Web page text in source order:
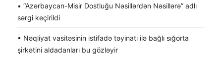
• “Azərbaycan-Misir Dostluğu Nəsillərdən Nəsillərə” adlı
sərgi keçirildi
• Nəqliyat vasitəsinin istifadə təyinatı ilə bağlı sığorta
şirkətini aldadanları bu gözləyir